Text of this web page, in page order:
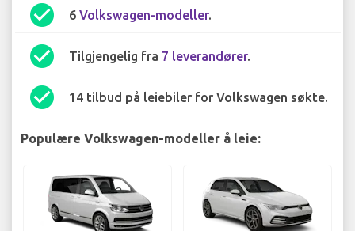
check_circle 6 Volkswagen-modeller.
check_circle Tilgjengelig fra 7 leverandører.
check_circle 14 tilbud på leiebiler for Volkswagen søkte.
Populære Volkswagen-modeller å leie: